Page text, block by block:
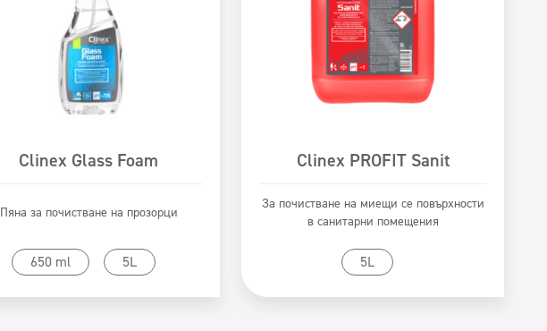
Clinex Glass Foam
Пяна за почистване на прозорци
650 ml 5L
Към продукта
Clinex PROFIT Sanit
За почистване на миещи се повърхности
в санитарни помещения
5L
Към продукта